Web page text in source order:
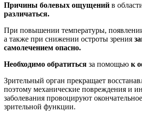
Причины болевых ощущений в
различаться.
При повышении температуры,
а также при снижении остроты зрения
самолечением опасно.
Необходимо обратиться за помощью к
Зрительный орган прекращает
поэтому механические повреждения и
заболевания провоцируют
зрительной функции.